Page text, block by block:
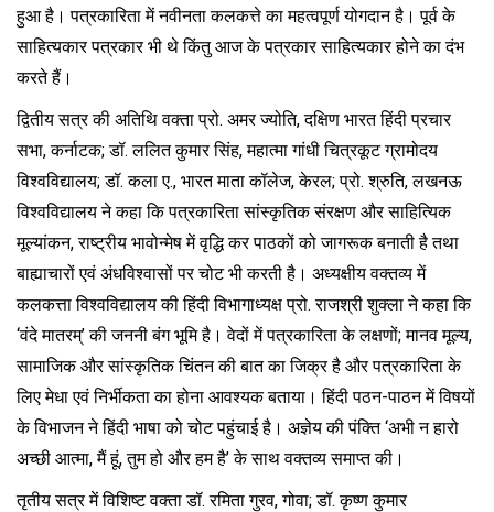
हुआ है। पत्रकारिता में नवीनता कलकत्ते का महत्वपूर्ण योगदान है। पूर्व के
साहित्यकार पत्रकार भी थे किंतु आज के पत्रकार साहित्यकार होने का दंभ
करते हैं।
द्वितीय सत्र की अतिथि वक्ता प्रो. अमर ज्योति, दक्षिण भारत हिंदी प्रचार
सभा, कर्नाटक; डॉ. ललित कुमार सिंह, महात्मा गांधी चित्रकूट ग्रामोदय
विश्वविद्यालय; डॉ. कला ए., भारत माता कॉलेज, केरल; प्रो. श्रुति, लखनऊ
विश्वविद्यालय ने कहा कि पत्रकारिता सांस्कृतिक संरक्षण और साहित्यिक
मूल्यांकन, राष्ट्रीय भावोन्मेष में वृद्धि कर पाठकों को जागरूक बनाती है तथा
बाह्याचारों एवं अंधविश्वासों पर चोट भी करती है। अध्यक्षीय वक्तव्य में
कलकत्ता विश्वविद्यालय की हिंदी विभागाध्यक्ष प्रो. राजश्री शुक्ला ने कहा कि
‘वंदे मातरम्’ की जननी बंग भूमि है। वेदों में पत्रकारिता के लक्षणों; मानव मूल्य,
सामाजिक और सांस्कृतिक चिंतन की बात का जिक्र है और पत्रकारिता के
लिए मेधा एवं निर्भीकता का होना आवश्यक बताया। हिंदी पठन-पाठन में विषयों
के विभाजन ने हिंदी भाषा को चोट पहुंचाई है। अज्ञेय की पंक्ति ‘अभी न हारो
अच्छी आत्मा, मैं हूं, तुम हो और हम है’ के साथ वक्तव्य समाप्त की।
तृतीय सत्र में विशिष्ट वक्ता डॉ. रमिता गुरव, गोवा; डॉ. कृष्ण कुमार